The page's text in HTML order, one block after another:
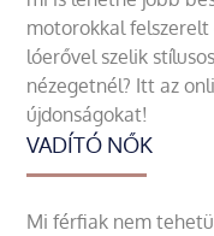
motorokkal felszerelt
lóerővel szelik
nézegetnél? Itt az
újdonságokat!
VADÍTÓ NŐK
Mi férfiak nem